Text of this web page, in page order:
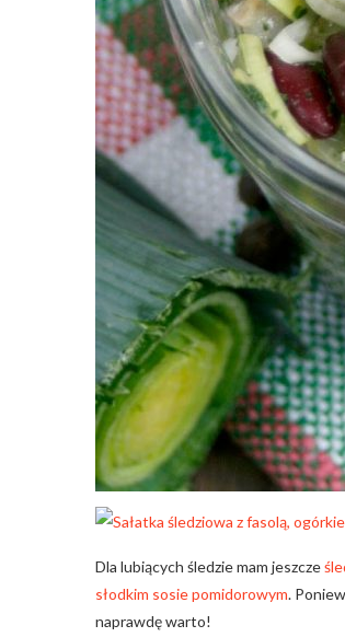
Dla lubiących śledzie mam jeszcze
słodkim sosie pomidorowym.
naprawdę warto!